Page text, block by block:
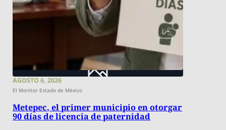
AGOSTO 6, 2026
El Monitor Estado de México
Metepec, el primer municipio en otorgar
90 días de licencia de paternidad